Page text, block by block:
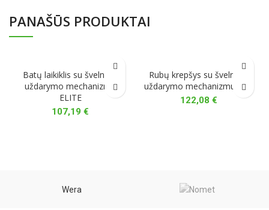
PANAŠŪS PRODUKTAI
Batų laikiklis su švelnaus
uždarymo mechanizmu
ELITE
107,19 €
Rubų krepšys su švelnaus
uždarymo mechanizmu Elite
122,08 €
Wera